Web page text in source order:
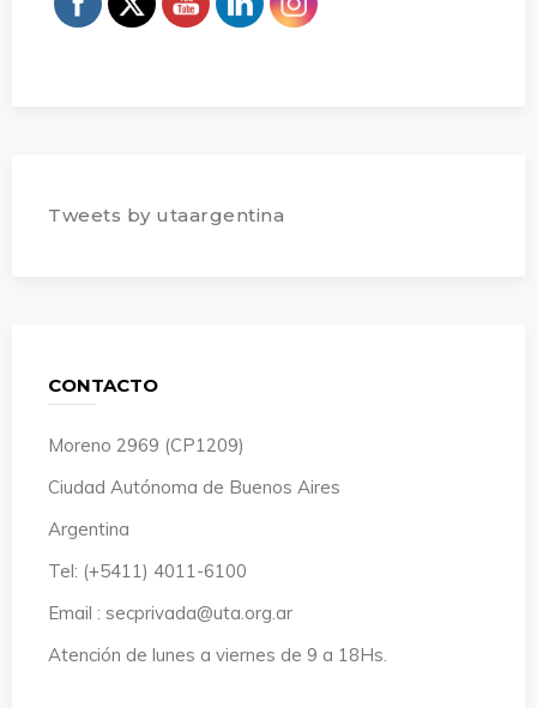
Tweets by utaargentina
CONTACTO
Moreno 2969 (CP1209)
Ciudad Autónoma de Buenos Aires
Argentina
Tel: (+5411) 4011-6100
Email : secprivada@uta.org.ar
Atención de lunes a viernes de 9 a 18Hs.